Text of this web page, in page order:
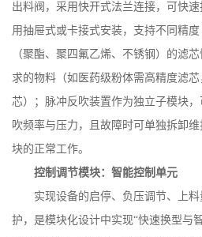
出料阀，采用快开式法兰连接，可快
用抽屉式或卡接式安装，支持不同精度
（聚酯、聚四氟乙烯、不锈钢）的滤
求的物料（如医药级粉体需高精度滤
芯）；脉冲反吹装置作为独立子模块
吹频率与压力，且故障时可单独拆卸
块的正常工作。
控制调节模块：智能控制单元
实现设备的启停、负压调节、上
护，是模块化设计中实现“快速换型与